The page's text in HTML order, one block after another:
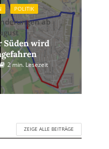
POLITIK
ab
Süden wird
2 min. Lesezeit
ZEIGE ALLE BEITRÄGE